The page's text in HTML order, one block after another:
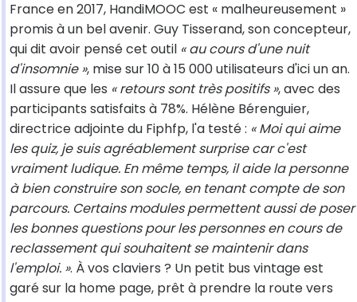
France en 2017, HandiMOOC est « malheureusement »
promis à un bel avenir. Guy Tisserand, son concepteur,
qui dit avoir pensé cet outil « au cours d'une nuit
d'insomnie », mise sur 10 à 15 000 utilisateurs d'ici un an.
Il assure que les « retours sont très positifs », avec des
participants satisfaits à 78%. Hélène Bérenguier,
directrice adjointe du Fiphfp, l'a testé : « Moi qui aime
les quiz, je suis agréablement surprise car c'est
vraiment ludique. En même temps, il aide la personne
à bien construire son socle, en tenant compte de son
parcours. Certains modules permettent aussi de poser
les bonnes questions pour les personnes en cours de
reclassement qui souhaitent se maintenir dans
l'emploi. ». À vos claviers ? Un petit bus vintage est
garé sur la home page, prêt à prendre la route vers